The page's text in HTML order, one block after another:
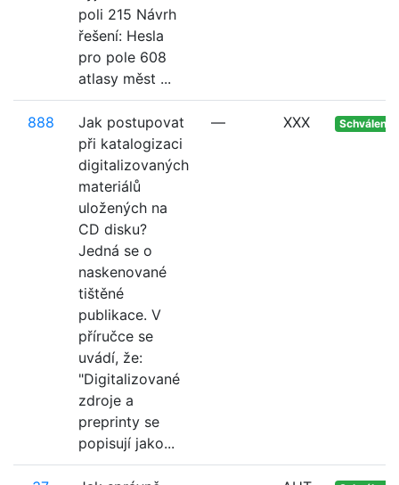
poli 215 Návrh
řešení: Hesla
pro pole 608
atlasy měst ...
888
Jak postupovat
při katalogizaci
digitalizovaných
materiálů
uložených na
CD disku?
Jedná se o
naskenované
tištěné
publikace. V
příručce se
uvádí, že:
"Digitalizované
zdroje a
preprinty se
popisují jako...
— XXX Schváleno